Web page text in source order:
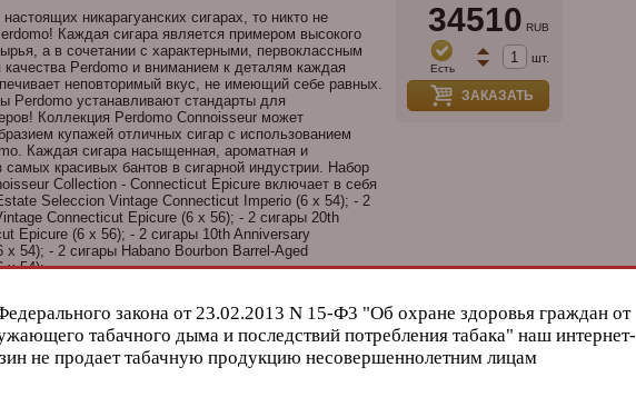
никарагуанских сигарах, то никто не
Каждая сигара является примером высокого
а в сочетании с характерными, первоклассным
качества Perdomo и вниманием к деталям каждая
неповторимый вкус, не имеющий себе равных.
Perdomo устанавливают стандарты для
Коллекция Perdomo Connoisseur может
купажей отличных сигар с использованием
Каждая сигара насыщенная, ароматная и
красивых бантов в сигарной индустрии. Набор
Collection - Connecticut Epicure включает в себя
Seleccion Vintage Connecticut Imperio (6 x 54); - 2
Connecticut Epicure (6 x 56); - 2 сигары 20th
Epicure (6 x 56); - 2 сигары 10th Anniversary
x 54); - 2 сигары Habano Bourbon Barrel-Aged
x 54);
34510 RUB
Есть
шт.
ЗАКАЗАТЬ
закона от 23.02.2013 N 15-Ф3 "Об охране здоровья граждан от
табачного дыма и последствий потребления табака" наш интернет-
не продает табачную продукцию несовершеннолетним лицам